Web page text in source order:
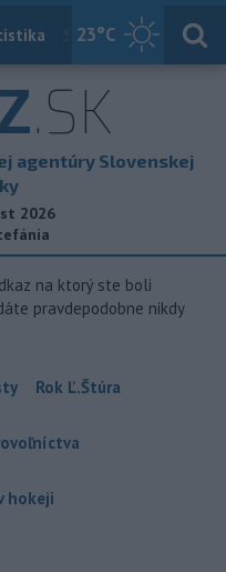
23°C
Slovensko
.SK
agentúry Slovenskej
2026
na ktorý ste boli
pravdepodobne nikdy
Rok Ľ.Štúra
hokeji